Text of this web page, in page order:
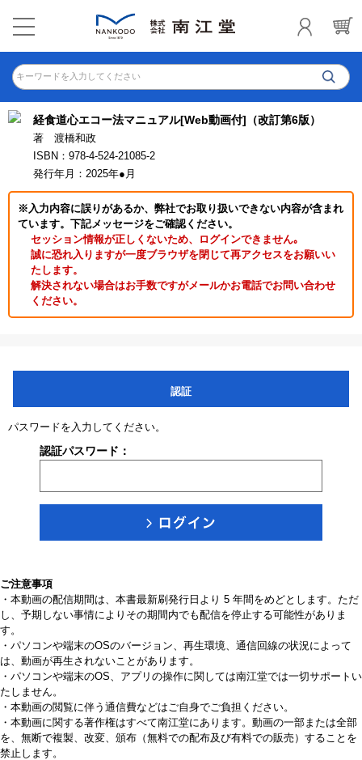
キーワードを入力してください
経食道心エコー法マニュアル[Web動画付]（改訂第6版）
著 渡橋和政
ISBN：978-4-524-21085-2
発行年月：2025年●月
※入力内容に誤りがあるか、弊社でお取り扱いできない内容が含まれ
ています。下記メッセージをご確認ください。
セッション情報が正しくないため、ログインできません｡
誠に恐れ入りますが一度ブラウザを閉じて再アクセスをお願いい
たします。
解決されない場合はお手数ですがメールかお電話でお問い合わせ
ください。
認証
パスワードを入力してください。
認証パスワード：
ご注意事項
・本動画の配信期間は、本書最新刷発行日より 5 年間をめどとします。ただ
し、予期しない事情によりその期間内でも配信を停止する可能性がありま
す。
・パソコンや端末のOSのバージョン、再生環境、通信回線の状況によって
は、動画が再生されないことがあります。
・パソコンや端末のOS、アプリの操作に関しては南江堂では一切サポートい
たしません。
・本動画の閲覧に伴う通信費などはご自身でご負担ください。
・本動画に関する著作権はすべて南江堂にあります。動画の一部または全部
を、無断で複製、改変、頒布（無料での配布及び有料での販売）することを
禁止します。